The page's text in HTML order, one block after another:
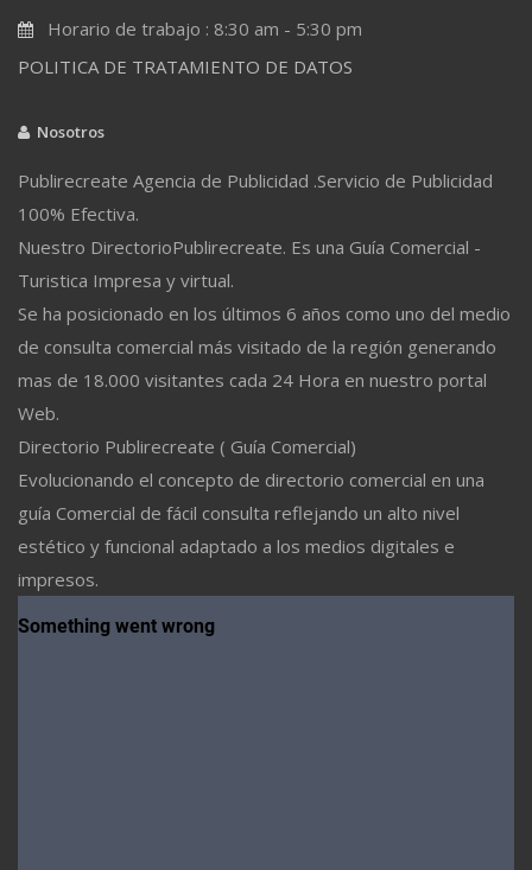
Horario de trabajo : 8:30 am - 5:30 pm
POLITICA DE TRATAMIENTO DE DATOS
Nosotros
Publirecreate Agencia de Publicidad .Servicio de Publicidad
100% Efectiva.
Nuestro DirectorioPublirecreate. Es una Guía Comercial -
Turistica Impresa y virtual.
Se ha posicionado en los últimos 6 años como uno del medio
de consulta comercial más visitado de la región generando
mas de 18.000 visitantes cada 24 Hora en nuestro portal
Web.
Directorio Publirecreate ( Guía Comercial)
Evolucionando el concepto de directorio comercial en una
guía Comercial de fácil consulta reflejando un alto nivel
estético y funcional adaptado a los medios digitales e
impresos.